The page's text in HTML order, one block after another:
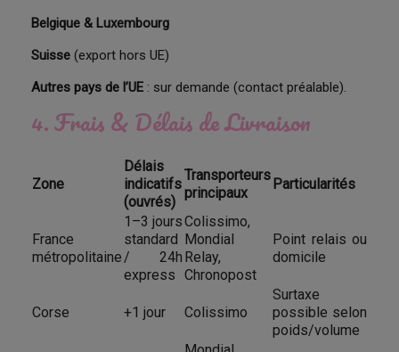
Belgique & Luxembourg
Suisse (export hors UE)
Autres pays de l’UE : sur demande (contact préalable).
4. Frais & Délais de Livraison
Zone
Délais
indicatifs
(ouvrés)
Transporteurs
principaux
Particularités
France
métropolitaine
1–3 jours
standard
/ 24h
express
Colissimo,
Mondial
Relay,
Chronopost
Point relais ou
domicile
Corse +1 jour Colissimo
Surtaxe
possible selon
poids/volume